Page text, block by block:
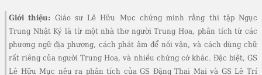
Giới thiệu: Giáo sư Lê Hữu Mục chứng minh rằng thi tập Ngục
Trung Nhật Ký là từ một nhà thơ người Trung Hoa, phân tích từ các
phương ngữ địa phương, cách phát âm để nối vận, và cách dùng chữ
rất riêng của người Trung Hoa, và nhiều chứng cớ khác. Đặc biệt, GS
Lê Hữu Mục nêu ra phân tích của GS Đặng Thai Mai và GS Lê Trí